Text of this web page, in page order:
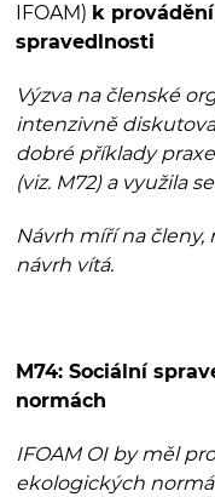
IFOAM) k
spravedlnosti
Výzva na členské
intenzivně
dobré příklady
(viz. M72) a využila
Návrh míří na členy,
návrh vítá.
M74: Sociální
normách
IFOAM OI by měl
ekologických